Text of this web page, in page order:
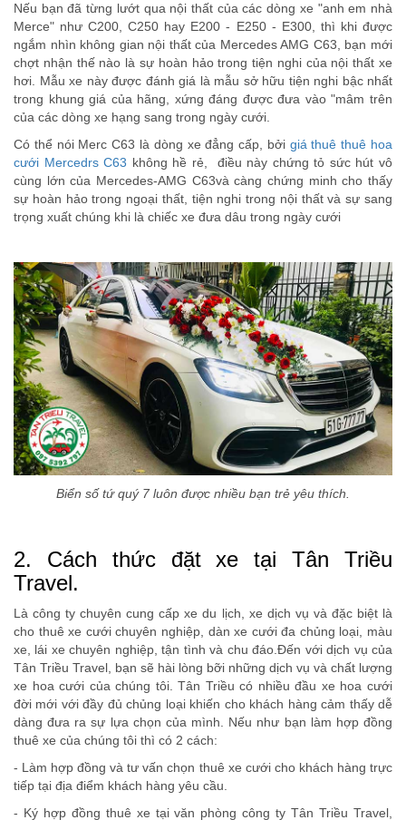
Nếu bạn đã từng lướt qua nội thất của các dòng xe "anh em nhà
Merce" như C200, C250 hay E200 - E250 - E300, thì khi được
ngắm nhìn không gian nội thất của Mercedes AMG C63, bạn mới
chợt nhận thế nào là sự hoàn hảo trong tiện nghi của nội thất xe
hơi. Mẫu xe này được đánh giá là mẫu sở hữu tiện nghi bậc nhất
trong khung giá của hãng, xứng đáng được đưa vào "mâm trên
của các dòng xe hạng sang trong ngày cưới.
Có thể nói Merc C63 là dòng xe đẳng cấp, bởi giá thuê thuê hoa
cưới Mercedrs C63 không hề rẻ, điều này chứng tỏ sức hút vô
cùng lớn của Mercedes-AMG C63và càng chứng minh cho thấy
sự hoàn hảo trong ngoại thất, tiện nghi trong nội thất và sự sang
trọng xuất chúng khi là chiếc xe đưa dâu trong ngày cưới
Biển số tứ quý 7 luôn được nhiều bạn trẻ yêu thích.
2. Cách thức đặt xe tại Tân Triều
Travel.
Là công ty chuyên cung cấp xe du lịch, xe dịch vụ và đặc biệt là
cho thuê xe cưới chuyên nghiệp, dàn xe cưới đa chủng loại, màu
xe, lái xe chuyên nghiệp, tận tình và chu đáo.Đến với dịch vụ của
Tân Triều Travel, bạn sẽ hài lòng bỡi những dịch vụ và chất lượng
xe hoa cưới của chúng tôi. Tân Triều có nhiều đầu xe hoa cưới
đời mới với đầy đủ chủng loại khiến cho khách hàng cảm thấy dễ
dàng đưa ra sự lựa chọn của mình. Nếu như bạn làm hợp đồng
thuê xe của chúng tôi thì có 2 cách:
- Làm hợp đồng và tư vấn chọn thuê xe cưới cho khách hàng trực
tiếp tại địa điểm khách hàng yêu cầu.
- Ký hợp đồng thuê xe tại văn phòng công ty Tân Triều Travel,